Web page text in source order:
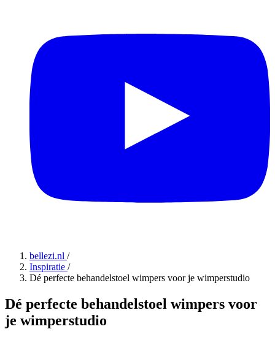
bellezi.nl /
Inspiratie /
Dé perfecte behandelstoel wimpers voor je wimperstudio
Dé perfecte behandelstoel wimpers voor
je wimperstudio